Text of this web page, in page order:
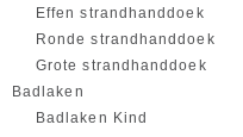
Effen strandhanddoek
Ronde strandhanddoek
Grote strandhanddoek
Badlaken
Badlaken Kind